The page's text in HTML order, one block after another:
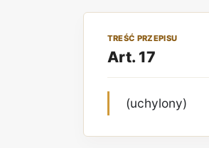
TREŚĆ PRZEPISU
Art. 17
(uchylony)